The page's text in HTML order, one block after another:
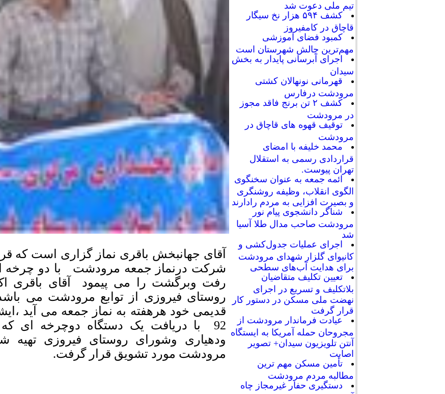
تیم ملی دعوت شد
کشف ۵۹۴ هزار نخ سیگار
قاچاق در کامفیروز
کمبود فضای آموزشی
مهم‌ترین چالش شهرستان است
اجرای آبرسانی پایدار به بخش
سیدان
قهرمانی نونهالان کشتی
مرودشت درفارس
کشف ۲ تن برنج فاقد مجوز
در مرودشت
توقیف قهوه های قاچاق در
مرودشت
محمد خلیفه با امضای
قراردادی رسمی به استقلال
تهران پیوست.
ائمه جمعه به عنوان سخنگوی
الگوی انقلاب، وظیفه روشنگری
و بصیرت افزایی به مردم رادارند
شناگر دانشجوی پیام نور
مرودشت صاحب مدال طلا آسیا
شد
اجرای عملیات جدول‌کشی و
کانیوای گلزار شهدای مرودشت
برای هدایت آب‌های سطحی
تعیین تکلیف متقاضیان
بلاتکلیف و تسریع در اجرای
نهضت ملی مسکن در دستور کار
قرار گرفت
عیادت فرماندار مرودشت از
مجروحان حمله آمریکا به ایستگاه
آنتن تلویزیون سیدان+ تصویر
اصابت
تأمین مسکن مهم ترین
مطالبه مردم مرودشت
دستگیری حفار غیرمجاز چاه
رفت وبرگشت را می پیمود آقای باقری
روستای فیروزی از توابع مرودشت می
92 با دریافت یک دستگاه دوچرخه
ودهیاری وشورای روستای فیروزی
مرودشت مورد تشویق قرار گرفت.